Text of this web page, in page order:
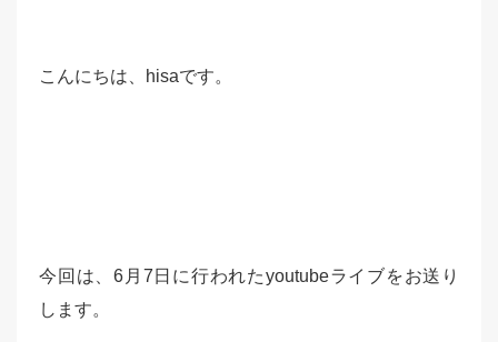
こんにちは、hisaです。
今回は、6月7日に行われたyoutubeライブをお送り
します。